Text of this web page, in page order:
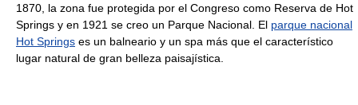
1870, la zona fue protegida por el Congreso como Reserva de Hot
Springs y en 1921 se creo un Parque Nacional. El parque nacional
Hot Springs es un balneario y un spa más que el característico
lugar natural de gran belleza paisajística.